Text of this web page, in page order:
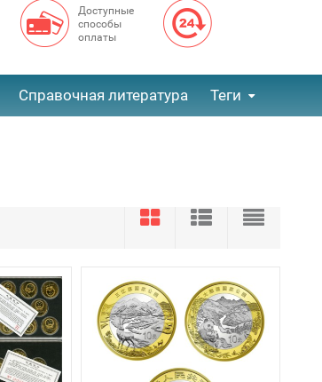
Доступные
способы
оплаты
Справочная литература Теги